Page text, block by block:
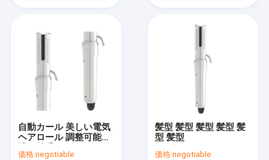
自動カール 美しい電気
ヘアロール 調整可能な
価格:negotiable
髪型 髪型 髪型 髪型 髪
型 髪型
価格:negotiable